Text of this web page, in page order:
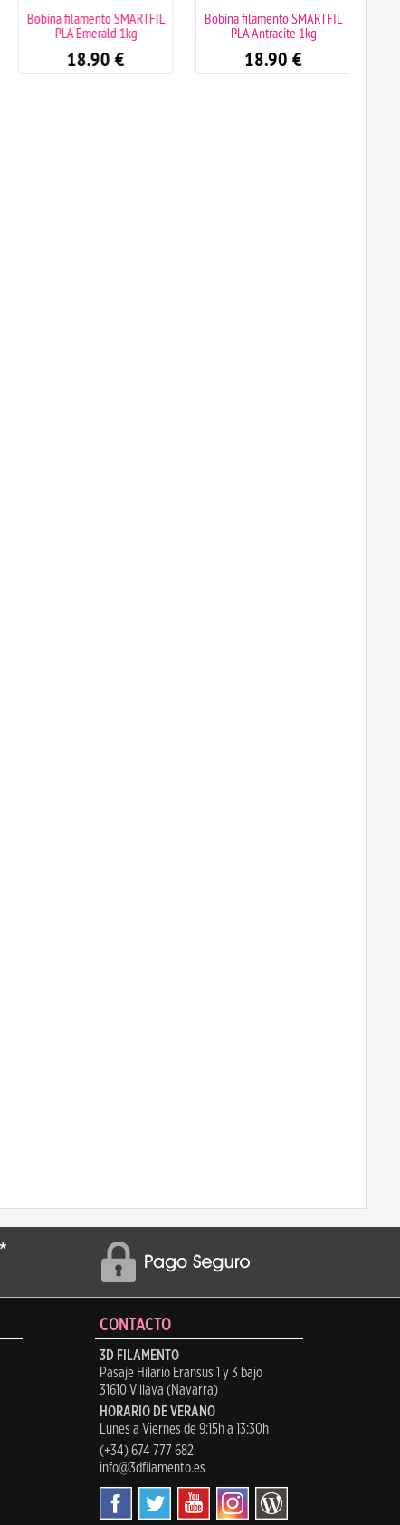
Bobina filamento SMARTFIL
PLA Emerald 1kg
18.90€
Bobina filamento SMARTFIL
PLA Antracite 1kg
18.90€
CONTACTO
3D FILAMENTO
Pasaje Hilario Eransus 1 y 3 bajo
31610 Villava (Navarra)
HORARIO DE VERANO
Lunes a Viernes de 9:15h a 13:30h
(+34) 674 777 682
info@3dfilamento.es